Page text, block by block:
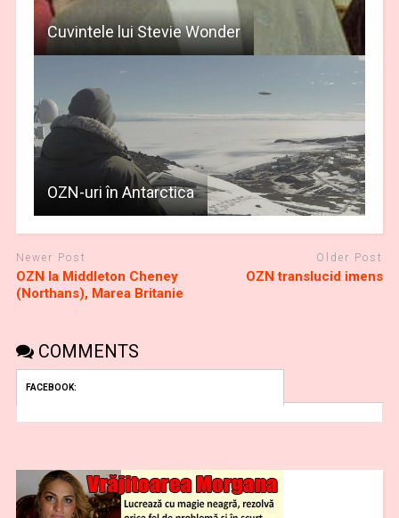
Cuvintele lui Stevie Wonder
OZN-uri în Antarctica
Newer Post
OZN la Middleton Cheney
(Northans), Marea Britanie
Older Post
OZN translucid imens
COMMENTS
FACEBOOK: